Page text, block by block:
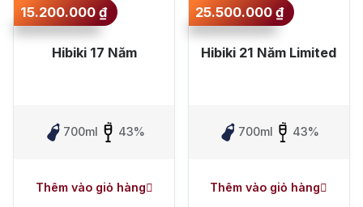
Top tìm kiếm
Rượu Vang Vang Pháp
Rượu Vang Đỏ
Blended Scotch Whisky
15.200.000₫
Hibiki 17 Năm
700ml 43%
Thêm vào giỏ hàng
25.500.000₫
Hibiki 21 Năm Limited
700ml 43%
Thêm vào giỏ hàng